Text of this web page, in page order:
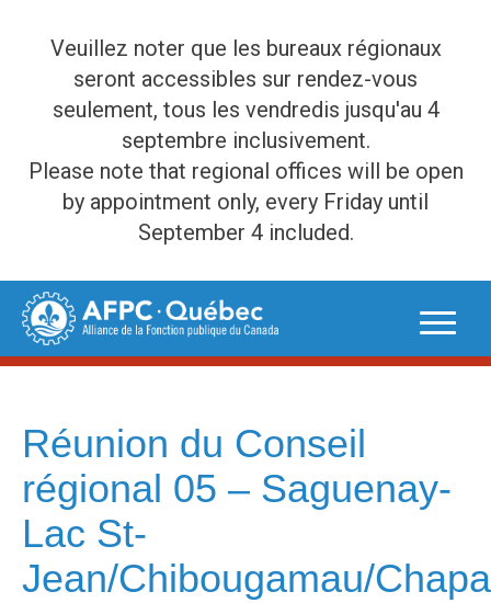
Veuillez noter que les bureaux régionaux
seront accessibles sur rendez-vous
seulement, tous les vendredis jusqu'au 4
septembre inclusivement.
Please note that regional offices will be open
by appointment only, every Friday until
September 4 included.
Skip
content
Réunion du Conseil
régional 05 – Saguenay-
Lac St-
Jean/Chibougamau/